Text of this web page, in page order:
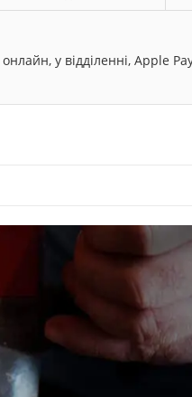
у відділенні, Apple